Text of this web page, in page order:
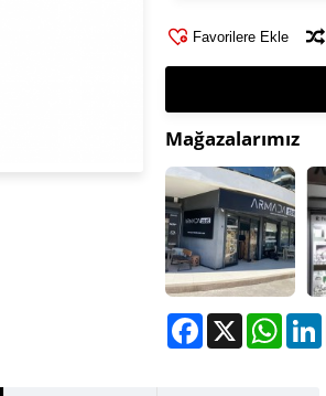
Favorilere Ekle
Mağazalarımız
Facebook
X